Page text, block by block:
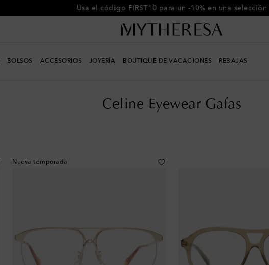
-10% en tu primer pedido en compras superiores a €500
BOLSOS ACCESORIOS JOYERÍA BOUTIQUE DE VACACIONES REBAJAS
Celine Eyewear Gafas
Nueva temporada